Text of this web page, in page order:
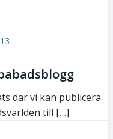
där vi kan publicera
till […]